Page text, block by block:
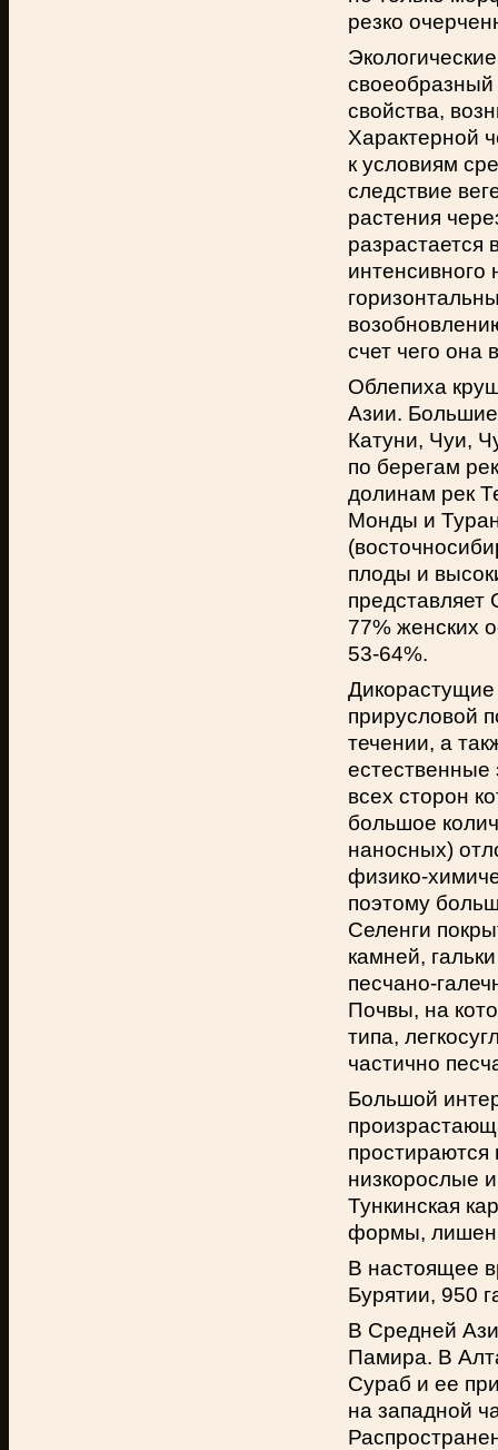
резко
своеобразный
свойства,
Характерной
к условиям
следствие
растения
интенсивного
счет чего она
Облепиха
Азии. Большие
Катуни, Чуи,
по берегам
долинам рек
Монды и
плоды и
77% женских
53-64%.
прирусловой
течении, а
всех сторон
большое
наносных)
физико-
поэтому
Селенги
камней,
песчано-
Почвы, на
типа,
частично
Большой
низкорослые
Тункинская
формы,
В настоящее
Бурятии, 950
В Средней
Памира. В
Сураб и ее
на западной